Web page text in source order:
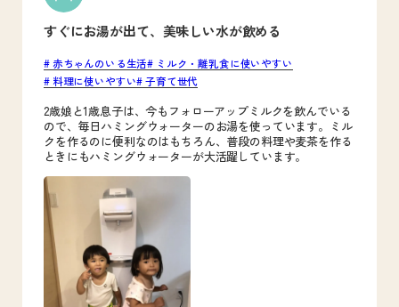
すぐにお湯が出て、美味しい水が飲める
赤ちゃんのいる生活
ミルク・離乳食に使いやすい
料理に使いやすい 子育て世代
2歳娘と1歳息子は、今もフォローアップミルクを飲んでいる
ので、毎日ハミングウォーターのお湯を使っています。ミル
クを作るのに便利なのはもちろん、普段の料理や麦茶を作る
ときにもハミングウォーターが大活躍しています。